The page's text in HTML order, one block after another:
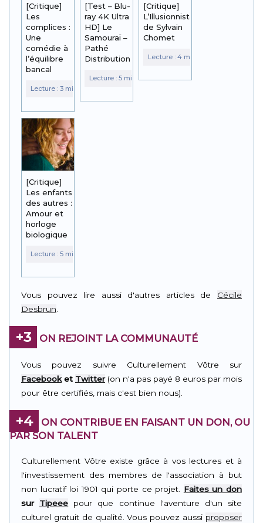
[Critique]
Les
complices :
Une
comédie à
l’équilibre
bancal
[Test – Blu-
ray 4K Ultra
HD] Le
Samouraï –
Pathé
Distribution
[Critique]
L’Illusionniste
de Sylvain
Chomet
[Critique]
Les enfants
des autres :
Amour et
horloge
biologique
Vous pouvez lire aussi d'autres articles de Cécile
Desbrun.
+3 ON REJOINT LA COMMUNAUTÉ
Vous pouvez suivre Culturellement Vôtre sur
Facebooket Twitter(on n'a pas payé 8 euros par mois
pour être certifiés, mais c'est bien nous).
+4
ON CONTRIBUE EN FAISANT UN DON, OU
PAR SON TALENT
Culturellement Vôtre existe grâce à vos lectures et à
l'investissement des membres de l'association à but
non lucratif loi 1901 qui porte ce projet. Faites un don
sur Tipeee pour que continue l'aventure d'un site
culturel gratuit de qualité. Vous pouvez aussi proposer